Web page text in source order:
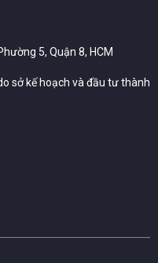
5, Quận 8, HCM
sở kế hoạch và đầu tư thành